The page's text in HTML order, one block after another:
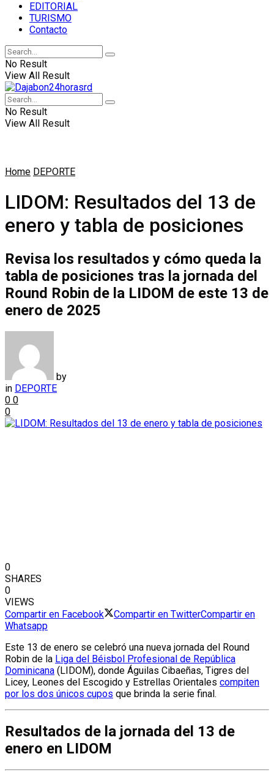
EDITORIAL
TURISMO
Contacto
No Result
View All Result
No Result
View All Result
Home DEPORTE
LIDOM: Resultados del 13 de
enero y tabla de posiciones
Revisa los resultados y cómo queda la
tabla de posiciones tras la jornada del
Round Robin de la LIDOM de este 13 de
enero de 2025
by
in DEPORTE
0 0
0
0
SHARES
0
VIEWS
Compartir en Facebook
Compartir en TwitterCompartir en
Whatsapp
Este 13 de enero se celebró una nueva jornada del Round
Robin de la Liga del Béisbol Profesional de República
Dominicana (LIDOM), donde Águilas Cibaeñas, Tigres del
Licey, Leones del Escogido y Estrellas Orientales compiten
por los dos únicos cupos que brinda la serie final.
Resultados de la jornada del 13 de
enero en LIDOM